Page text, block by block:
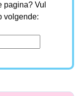
pagina? Vul
volgende: